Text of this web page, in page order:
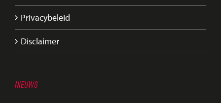
Privacybeleid
Disclaimer
NIEUWS